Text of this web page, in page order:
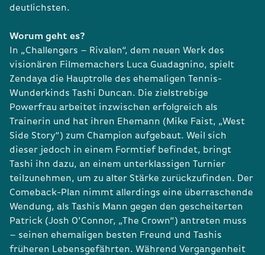
deutlichsten.
Worum geht es?
In „Challengers – Rivalen“, dem neuen Werk des
visionären Filmemachers Luca Guadagnino, spielt
Zendaya die Hauptrolle des ehemaligen Tennis-
Wunderkinds Tashi Duncan. Die zielstrebige
Powerfrau arbeitet inzwischen erfolgreich als
Trainerin und hat ihren Ehemann (Mike Faist, „West
Side Story“) zum Champion aufgebaut. Weil sich
dieser jedoch in einem Formtief befindet, bringt
Tashi ihn dazu, an einem unterklassigen Turnier
teilzunehmen, um zu alter Stärke zurückzufinden. Der
Comeback-Plan nimmt allerdings eine überraschende
Wendung, als Tashis Mann gegen den gescheiterten
Patrick (Josh O’Connor, „The Crown“) antreten muss
– seinen ehemaligen besten Freund und Tashis
früheren Lebensgefährten. Während Vergangenheit